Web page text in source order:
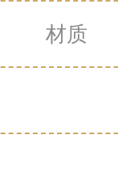
材质